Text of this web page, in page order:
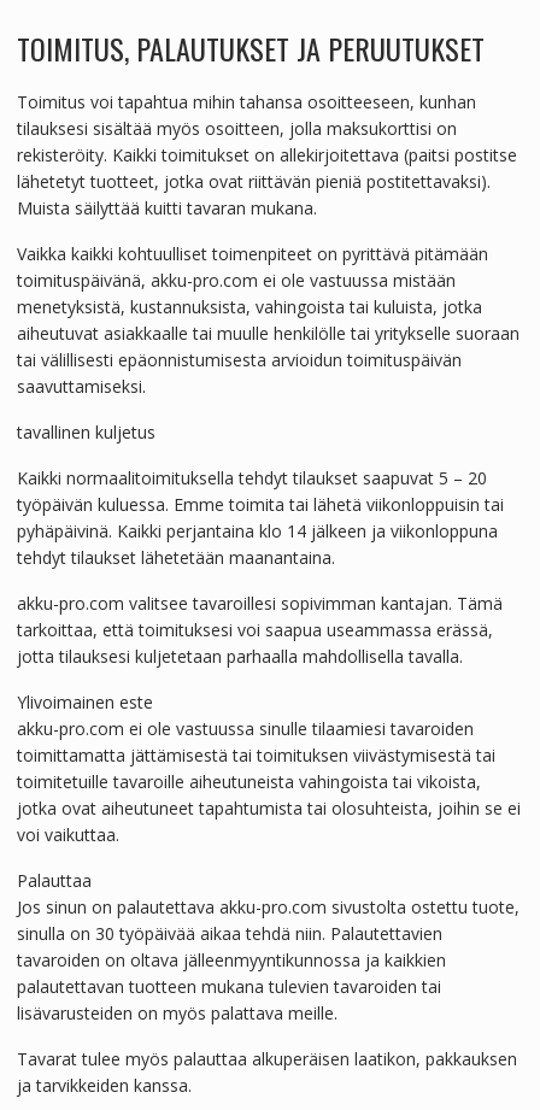
TOIMITUS, PALAUTUKSET JA PERUUTUKSET
Toimitus voi tapahtua mihin tahansa osoitteeseen, kunhan
tilauksesi sisältää myös osoitteen, jolla maksukorttisi on
rekisteröity. Kaikki toimitukset on allekirjoitettava (paitsi postitse
lähetetyt tuotteet, jotka ovat riittävän pieniä postitettavaksi).
Muista säilyttää kuitti tavaran mukana.
Vaikka kaikki kohtuulliset toimenpiteet on pyrittävä pitämään
toimituspäivänä, akku-pro.com ei ole vastuussa mistään
menetyksistä, kustannuksista, vahingoista tai kuluista, jotka
aiheutuvat asiakkaalle tai muulle henkilölle tai yritykselle suoraan
tai välillisesti epäonnistumisesta arvioidun toimituspäivän
saavuttamiseksi.
tavallinen kuljetus
Kaikki normaalitoimituksella tehdyt tilaukset saapuvat 5 – 20
työpäivän kuluessa. Emme toimita tai lähetä viikonloppuisin tai
pyhäpäivinä. Kaikki perjantaina klo 14 jälkeen ja viikonloppuna
tehdyt tilaukset lähetetään maanantaina.
akku-pro.com valitsee tavaroillesi sopivimman kantajan. Tämä
tarkoittaa, että toimituksesi voi saapua useammassa erässä,
jotta tilauksesi kuljetetaan parhaalla mahdollisella tavalla.
Ylivoimainen este
akku-pro.com ei ole vastuussa sinulle tilaamiesi tavaroiden
toimittamatta jättämisestä tai toimituksen viivästymisestä tai
toimitetuille tavaroille aiheutuneista vahingoista tai vikoista,
jotka ovat aiheutuneet tapahtumista tai olosuhteista, joihin se ei
voi vaikuttaa.
Palauttaa
Jos sinun on palautettava akku-pro.com sivustolta ostettu tuote,
sinulla on 30 työpäivää aikaa tehdä niin. Palautettavien
tavaroiden on oltava jälleenmyyntikunnossa ja kaikkien
palautettavan tuotteen mukana tulevien tavaroiden tai
lisävarusteiden on myös palattava meille.
Tavarat tulee myös palauttaa alkuperäisen laatikon, pakkauksen
ja tarvikkeiden kanssa.